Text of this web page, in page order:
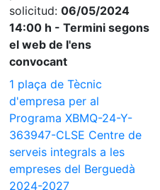
solicitud: 06/05/2024
14:00 h - Termini segons
el web de l'ens
convocant
1 plaça de Tècnic
d'empresa per al
Programa XBMQ-24-Y-
363947-CLSE Centre de
serveis integrals a les
empreses del Berguedà
2024-2027